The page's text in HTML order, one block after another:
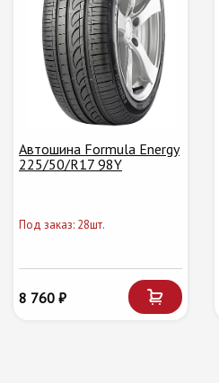
Автошина Formula Energy
225/50/R17 98Y
Под заказ: 28шт.
8 760 ₽